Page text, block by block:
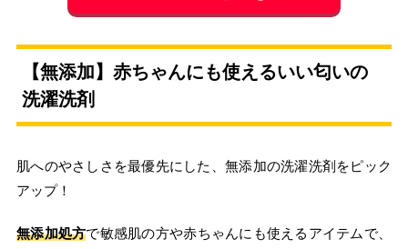
【無添加】赤ちゃんにも使えるいい匂いの
洗濯洗剤
肌へのやさしさを最優先にした、無添加の洗濯洗剤をピック
アップ！
無添加処方で敏感肌の方や赤ちゃんにも使えるアイテムで、